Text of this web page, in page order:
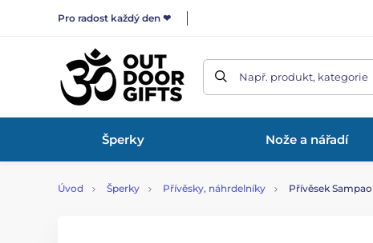
Pro radost každý den ❤
Např. produkt, kategorie
Šperky Nože a nářadí
Úvod Šperky Přívěsky, náhrdelníky Přívěsek